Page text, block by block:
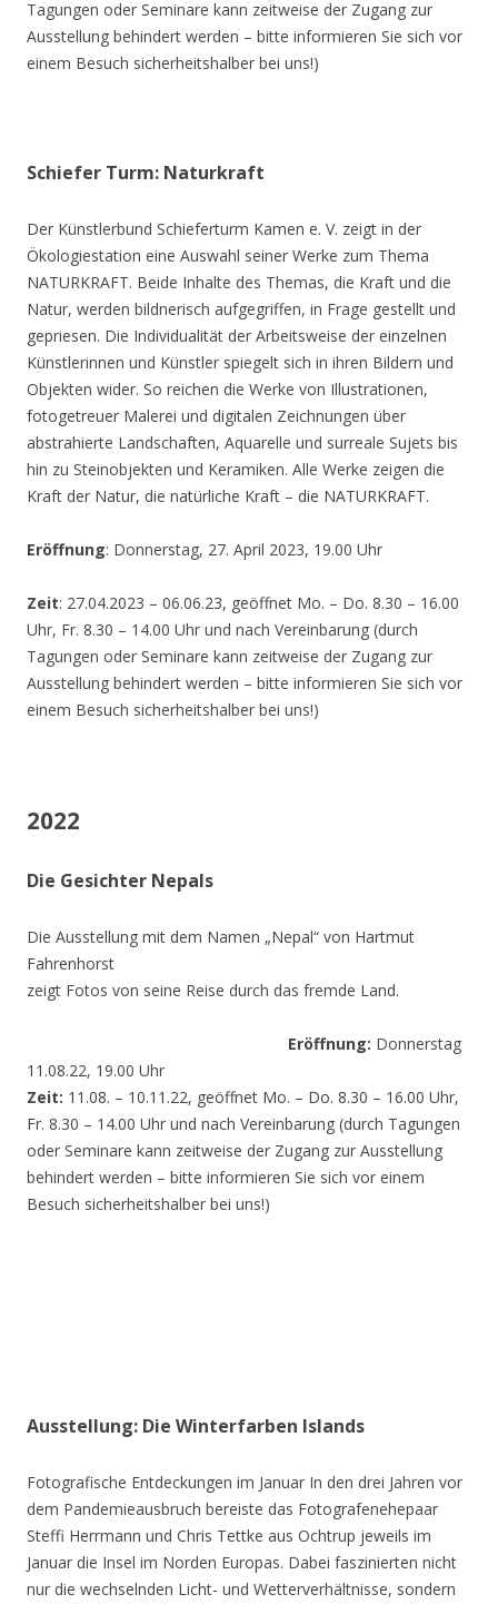
Tagungen oder Seminare kann zeitweise der Zugang zur
Ausstellung behindert werden – bitte informieren Sie sich vor
einem Besuch sicherheitshalber bei uns!)
Schiefer Turm: Naturkraft
Der Künstlerbund Schieferturm Kamen e. V. zeigt in der
Ökologiestation eine Auswahl seiner Werke zum Thema
NATURKRAFT. Beide Inhalte des Themas, die Kraft und die
Natur, werden bildnerisch aufgegriffen, in Frage gestellt und
gepriesen. Die Individualität der Arbeitsweise der einzelnen
Künstlerinnen und Künstler spiegelt sich in ihren Bildern und
Objekten wider. So reichen die Werke von Illustrationen,
fotogetreuer Malerei und digitalen Zeichnungen über
abstrahierte Landschaften, Aquarelle und surreale Sujets bis
hin zu Steinobjekten und Keramiken. Alle Werke zeigen die
Kraft der Natur, die natürliche Kraft – die NATURKRAFT.
Eröffnung: Donnerstag, 27. April 2023, 19.00 Uhr
Zeit: 27.04.2023 – 06.06.23, geöffnet Mo. – Do. 8.30 – 16.00
Uhr, Fr. 8.30 – 14.00 Uhr und nach Vereinbarung (durch
Tagungen oder Seminare kann zeitweise der Zugang zur
Ausstellung behindert werden – bitte informieren Sie sich vor
einem Besuch sicherheitshalber bei uns!)
2022
Die Gesichter Nepals
Die Ausstellung mit dem Namen „Nepal“ von Hartmut
Fahrenhorst
zeigt Fotos von seine Reise durch das fremde Land.
Eröffnung: Donnerstag
11.08.22, 19.00 Uhr
Zeit: 11.08. – 10.11.22, geöffnet Mo. – Do. 8.30 – 16.00 Uhr,
Fr. 8.30 – 14.00 Uhr und nach Vereinbarung (durch Tagungen
oder Seminare kann zeitweise der Zugang zur Ausstellung
behindert werden – bitte informieren Sie sich vor einem
Besuch sicherheitshalber bei uns!)
Ausstellung: Die Winterfarben Islands
Fotografische Entdeckungen im Januar In den drei Jahren vor
dem Pandemieausbruch bereiste das Fotografenehepaar
Steffi Herrmann und Chris Tettke aus Ochtrup jeweils im
Januar die Insel im Norden Europas. Dabei faszinierten nicht
nur die wechselnden Licht- und Wetterverhältnisse, sondern